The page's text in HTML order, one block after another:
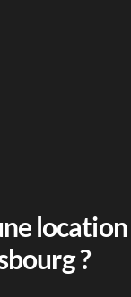
location
?